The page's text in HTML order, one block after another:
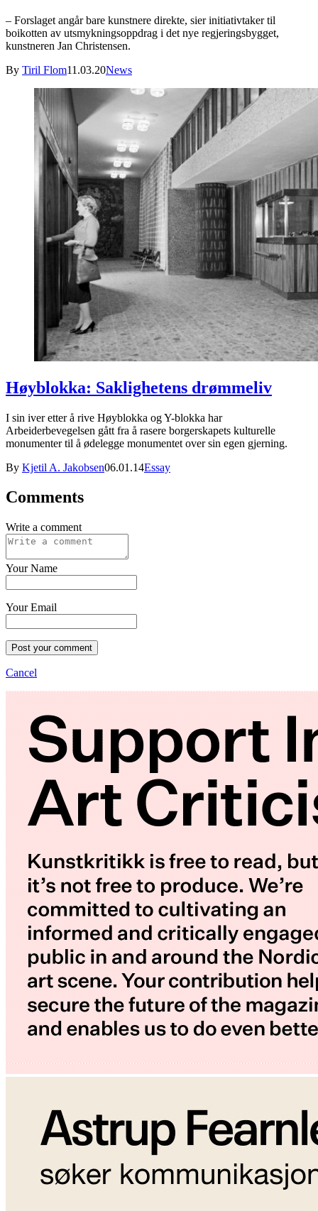
– Forslaget angår bare kunstnere direkte, sier initiativtaker til
boikotten av utsmykningsoppdrag i det nye regjeringsbygget,
kunstneren Jan Christensen.
By Tiril Flom11.03.20News
Høyblokka: Saklighetens drømmeliv
I sin iver etter å rive Høyblokka og Y-blokka har
Arbeiderbevegelsen gått fra å rasere borgerskapets kulturelle
monumenter til å ødelegge monumentet over sin egen gjerning.
By Kjetil A. Jakobsen06.01.14Essay
Comments
Write a comment
Your Name
Your Email
Post your comment
Cancel